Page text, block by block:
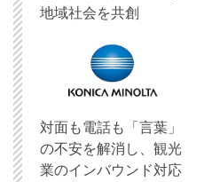
地域社会を共創
対面も電話も「言葉」
の不安を解消し、観光
業のインバウンド対応